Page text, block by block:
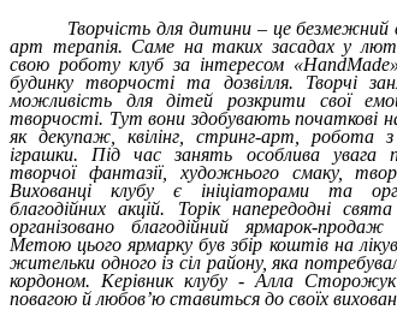
Творчість для дитини – це безмежний
арт терапія. Саме на таких засадах у
свою роботу клуб за інтересом
будинку творчості та дозвілля. Творчі
можливість для дітей розкрити свої
творчості. Тут вони здобувають початкові
як декупаж, квілінг, стринг-арт, робота
іграшки. Під час занять особлива увага
творчої фантазії, художнього смаку,
Вихованці клубу є ініціаторами та
благодійних акцій. Торік напередодні
організовано благодійний ярмарок-продаж
Метою цього ярмарку був збір коштів на
жительки одного із сіл району, яка
кордоном. Керівник клубу - Алла
повагою й любов’ю ставиться до своїх